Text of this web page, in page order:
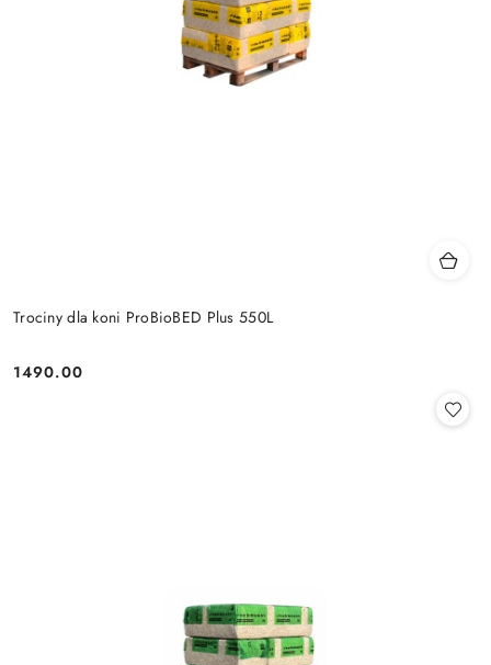
Trociny dla koni ProBioBED Plus 550L
Cena:
1490.00